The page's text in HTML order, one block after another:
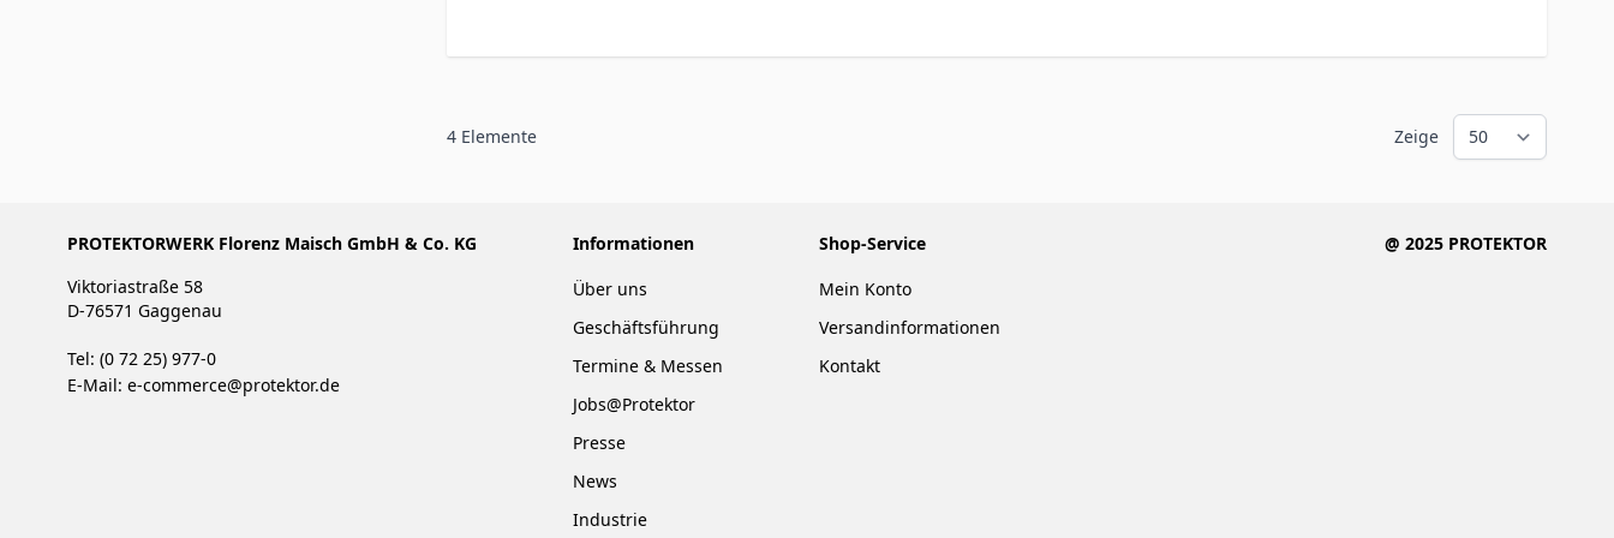
4 Elemente Zeige
PROTEKTORWERK Florenz Maisch GmbH & Co. KG
Viktoriastraße 58
D-76571 Gaggenau
Tel: (0 72 25) 977-0
E-Mail: e-commerce@protektor.de
Informationen
Über uns
Geschäftsführung
Termine & Messen
Jobs@Protektor
Presse
News
Industrie
Shop-Service
Mein Konto
Versandinformationen
Kontakt
@ 2025 PROTEKTOR